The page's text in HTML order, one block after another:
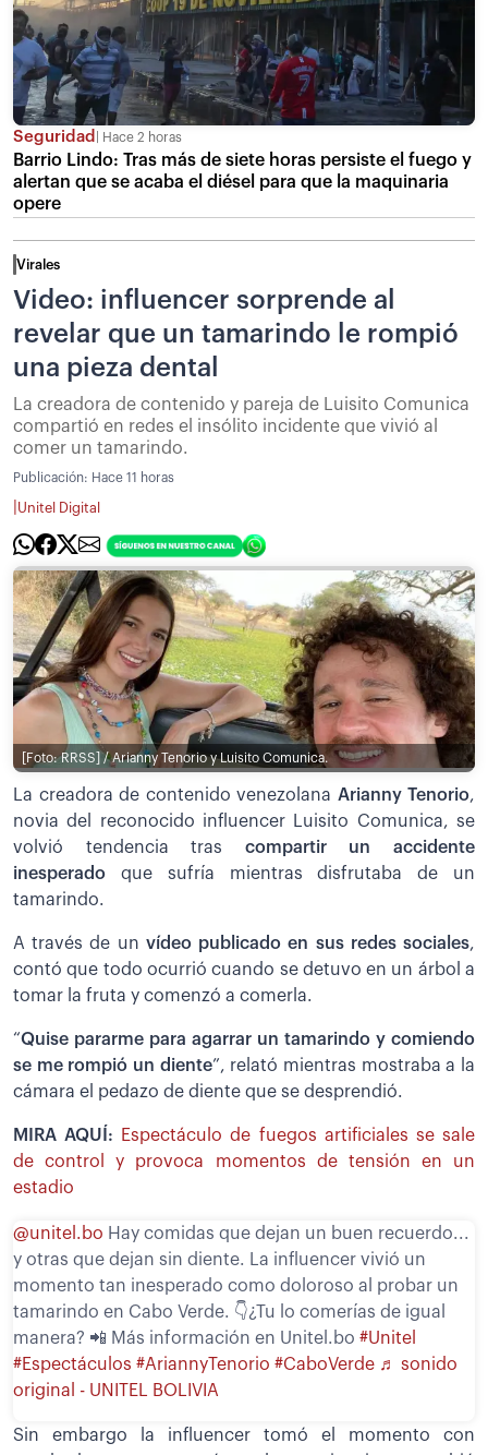
Seguridad Hace 2 horas
Barrio Lindo: Tras más de siete horas persiste el fuego y
alertan que se acaba el diésel para que la maquinaria
opere
Virales
Video: influencer sorprende al
revelar que un tamarindo le rompió
una pieza dental
La creadora de contenido y pareja de Luisito Comunica
compartió en redes el insólito incidente que vivió al
comer un tamarindo.
Publicación: Hace 11 horas
Unitel Digital
[Foto: RRSS] / Arianny Tenorio y Luisito Comunica.
La creadora de contenido venezolana Arianny Tenorio,
novia del reconocido influencer Luisito Comunica, se
volvió tendencia tras compartir un accidente
inesperado que sufría mientras disfrutaba de un
tamarindo.
A través de un vídeo publicado en sus redes sociales,
contó que todo ocurrió cuando se detuvo en un árbol a
tomar la fruta y comenzó a comerla.
“Quise pararme para agarrar un tamarindo y comiendo
se me rompió un diente”, relató mientras mostraba a la
cámara el pedazo de diente que se desprendió.
MIRA AQUÍ:
Espectáculo de fuegos artificiales se sale
de control y provoca momentos de tensión en un
estadio
@unitel.bo Hay comidas que dejan un buen recuerdo...
y otras que dejan sin diente. La influencer vivió un
momento tan inesperado como doloroso al probar un
tamarindo en Cabo Verde. 👇¿Tu lo comerías de igual
manera? 📲 Más información en Unitel.bo #Unitel
#Espectáculos #AriannyTenorio #CaboVerde ♬ sonido
original - UNITEL BOLIVIA
Sin embargo la influencer tomó el momento con